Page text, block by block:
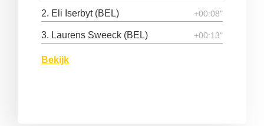
2. Eli Iserbyt (BEL) +00:08"
3. Laurens Sweeck (BEL) +00:13"
Bekijk